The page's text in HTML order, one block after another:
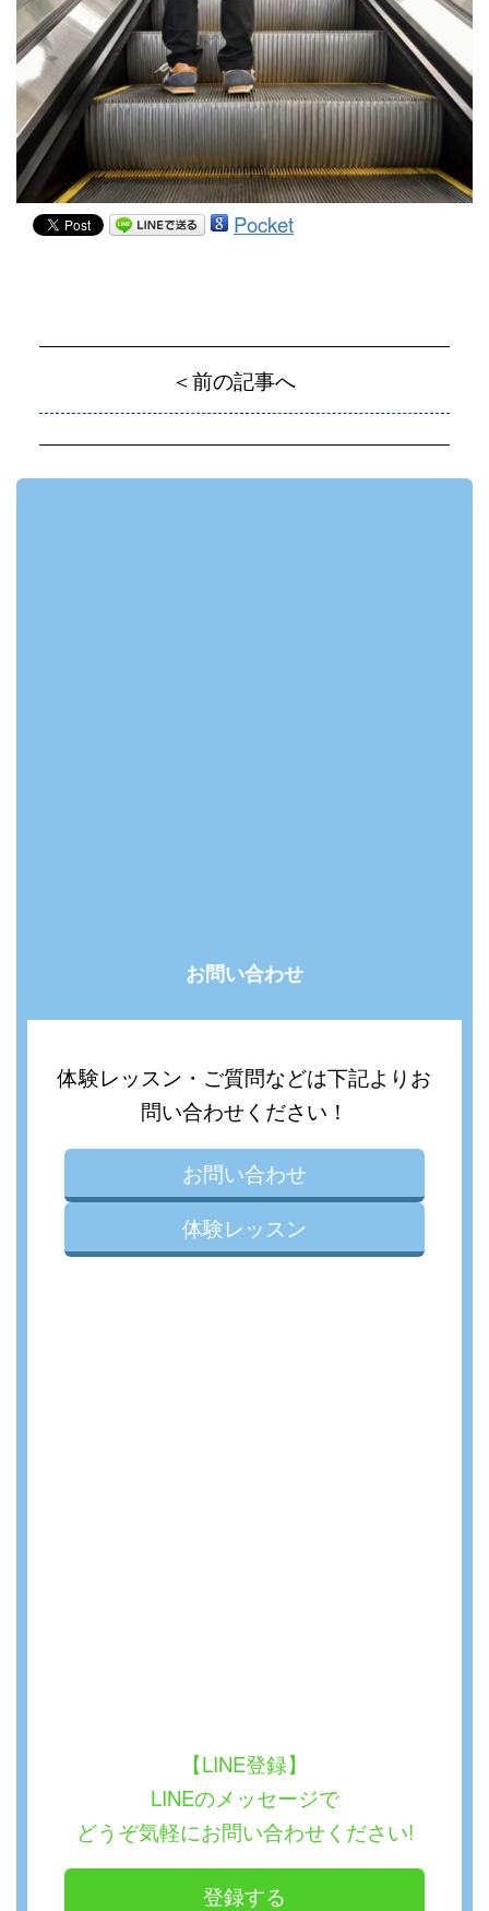
Pocket
＜前の記事へ
お問い合わせ
体験レッスン・ご質問などは下記よりお
問い合わせください！
お問い合わせ
体験レッスン
【LINE登録】
LINEのメッセージで
どうぞ気軽にお問い合わせください!
登録する